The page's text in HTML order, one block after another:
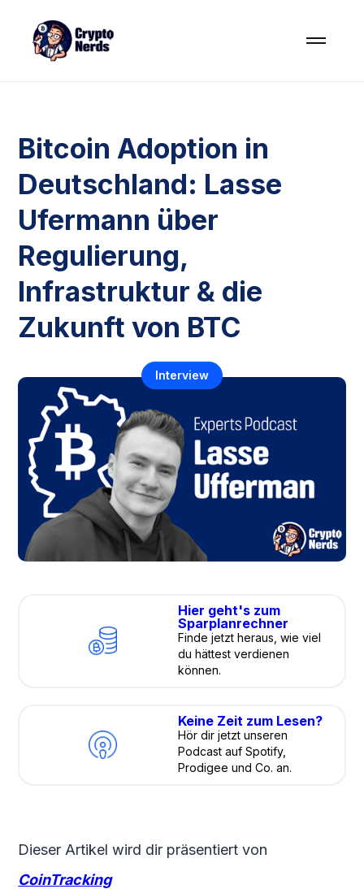
Bitcoin Adoption in
Deutschland: Lasse
Ufermann über
Regulierung,
Infrastruktur & die
Zukunft von BTC
Interview
Hier geht's zum
Sparplanrechner
Finde jetzt heraus, wie viel
du hättest verdienen
können.
Keine Zeit zum Lesen?
Hör dir jetzt unseren
Podcast auf Spotify,
Prodigee und Co. an.
Dieser Artikel wird dir präsentiert von
CoinTracking